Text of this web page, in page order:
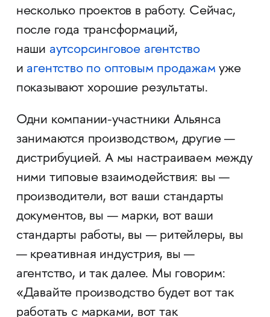
несколько проектов в работу. Сейчас,
после года трансформаций,
наши аутсорсинговое агентство
и агентство по оптовым продажам уже
показывают хорошие результаты.
Одни компании-участники Альянса
занимаются производством, другие —
дистрибуцией. А мы настраиваем между
ними типовые взаимодействия: вы —
производители, вот ваши стандарты
документов, вы — марки, вот ваши
стандарты работы, вы — ритейлеры, вы
— креативная индустрия, вы —
агентство, и так далее. Мы говорим:
«Давайте производство будет вот так
работать с марками, вот так